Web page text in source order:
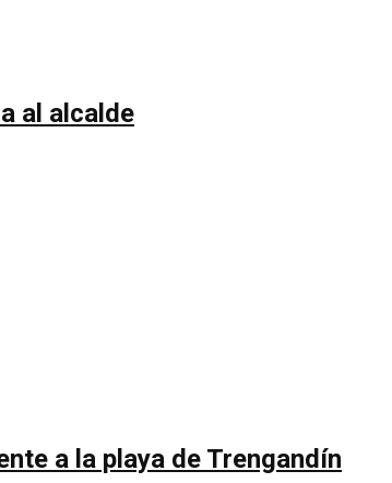
al alcalde
a la playa de Trengandín